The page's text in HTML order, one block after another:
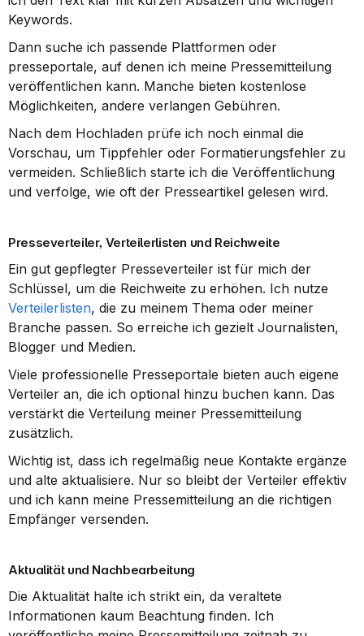
Keywords.
Dann suche ich passende Plattformen oder
presseportale, auf denen ich meine Pressemitteilung
veröffentlichen kann. Manche bieten kostenlose
Möglichkeiten, andere verlangen Gebühren.
Nach dem Hochladen prüfe ich noch einmal die
Vorschau, um Tippfehler oder Formatierungsfehler zu
vermeiden. Schließlich starte ich die Veröffentlichung
und verfolge, wie oft der Presseartikel gelesen wird.
Presseverteiler, Verteilerlisten und Reichweite
Ein gut gepflegter Presseverteiler ist für mich der
Verteilerlisten, die zu meinem Thema oder meiner
Branche passen. So erreiche ich gezielt Journalisten,
Blogger und Medien.
Viele professionelle Presseportale bieten auch eigene
Verteiler an, die ich optional hinzu buchen kann. Das
verstärkt die Verteilung meiner Pressemitteilung
zusätzlich.
Wichtig ist, dass ich regelmäßig neue Kontakte ergänze
und alte aktualisiere. Nur so bleibt der Verteiler effektiv
und ich kann meine Pressemitteilung an die richtigen
Empfänger versenden.
Aktualität und Nachbearbeitung
Die Aktualität halte ich strikt ein, da veraltete
Informationen kaum Beachtung finden. Ich